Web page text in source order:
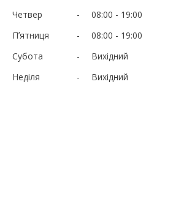
Четвер
08:00
19:00
Пʼятниця
08:00
19:00
Субота
Вихідний
Неділя
Вихідний